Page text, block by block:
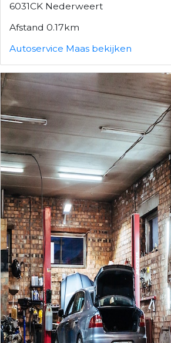
6031CK Nederweert
Afstand 0.17km
Autoservice Maas bekijken